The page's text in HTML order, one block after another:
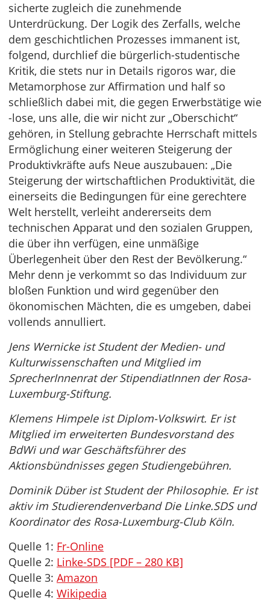
sicherte zugleich die zunehmende
Unterdrückung. Der Logik des Zerfalls, welche
dem geschichtlichen Prozesses immanent ist,
folgend, durchlief die bürgerlich-studentische
Kritik, die stets nur in Details rigoros war, die
Metamorphose zur Affirmation und half so
schließlich dabei mit, die gegen Erwerbstätige wie
-lose, uns alle, die wir nicht zur „Oberschicht“
gehören, in Stellung gebrachte Herrschaft mittels
Ermöglichung einer weiteren Steigerung der
Produktivkräfte aufs Neue auszubauen: „Die
Steigerung der wirtschaftlichen Produktivität, die
einerseits die Bedingungen für eine gerechtere
Welt herstellt, verleiht andererseits dem
technischen Apparat und den sozialen Gruppen,
die über ihn verfügen, eine unmäßige
Überlegenheit über den Rest der Bevölkerung.“
Mehr denn je verkommt so das Individuum zur
bloßen Funktion und wird gegenüber den
ökonomischen Mächten, die es umgeben, dabei
vollends annulliert.
Jens Wernicke ist Student der Medien- und
Kulturwissenschaften und Mitglied im
SprecherInnenrat der StipendiatInnen der Rosa-
Luxemburg-Stiftung.
Klemens Himpele ist Diplom-Volkswirt. Er ist
Mitglied im erweiterten Bundesvorstand des
BdWi und war Geschäftsführer des
Aktionsbündnisses gegen Studiengebühren.
Dominik Düber ist Student der Philosophie. Er ist
aktiv im Studierendenverband Die Linke.SDS und
Koordinator des Rosa-Luxemburg-Club Köln.
Quelle 1: Fr-Online
Quelle 2: Linke-SDS [PDF – 280 KB]
Quelle 3: Amazon
Quelle 4: Wikipedia